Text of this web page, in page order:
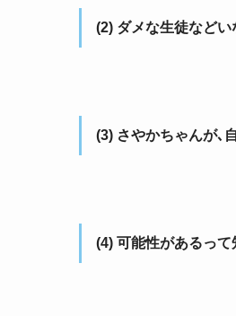
(2) ダメな生徒など
(3) さやかちゃんが､
(4) 可能性があるっ